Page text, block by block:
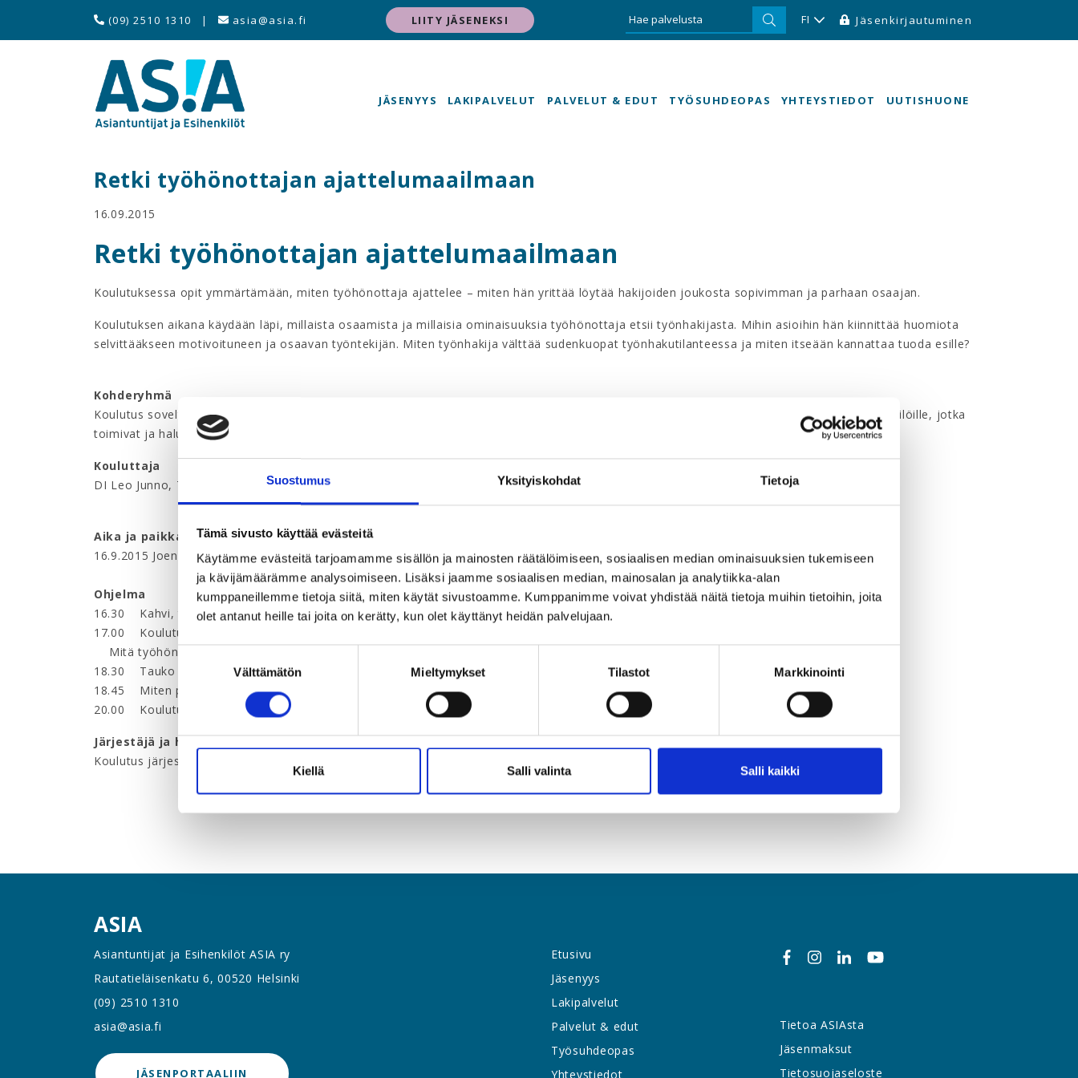
Suostumus Yksityiskohdat Tietoja
Tämä sivusto käyttää evästeitä
Käytämme evästeitä tarjoamamme sisällön ja mainosten räätälöimiseen, sosiaalisen median ominaisuuksien tukemiseen
ja kävijämäärämme analysoimiseen. Lisäksi jaamme sosiaalisen median, mainosalan ja analytiikka-alan
kumppaneillemme tietoja siitä, miten käytät sivustoamme. Kumppanimme voivat yhdistää näitä tietoja muihin tietoihin, joita
olet antanut heille tai joita on kerätty, kun olet käyttänyt heidän palvelujaan.
Välttämätön Mieltymykset Tilastot Markkinointi
Kiellä Salli valinta Salli kaikki
(09) 2510 1310 | asia@asia.fi LIITY JÄSENEKSI FI Jäsenkirjautuminen
JÄSENYYS LAKIPALVELUT PALVELUT & EDUT TYÖSUHDEOPAS YHTEYSTIEDOT UUTISHUONE
Retki työhönottajan ajattelumaailmaan
16.09.2015
Retki työhönottajan ajattelumaailmaan
Koulutuksessa opit ymmärtämään, miten työhönottaja ajattelee – miten hän yrittää löytää hakijoiden joukosta sopivimman ja parhaan osaajan.
Koulutuksen aikana käydään läpi, millaista osaamista ja millaisia ominaisuuksia työhönottaja etsii työnhakijasta. Mihin asioihin hän kiinnittää huomiota
selvittääkseen motivoituneen ja osaavan työntekijän. Miten työnhakija välttää sudenkuopat työnhakutilanteessa ja miten itseään kannattaa tuoda esille?
Kohderyhmä
Koulutus soveltuu kaikille aiheesta kiinnostuneille, mutta erityisesti työttömille työnhakijoille ja uusia työmahdollisuuksia etsiville. Myös henkilöille, jotka
toimivat ja haluavat kehittyä työhönottajana.
Kouluttaja
DI Leo Junno, TJS Opintokeskus
Aika ja paikka
16.9.2015 Joensuu, Sokos Hotel Kimmel
Ohjelma
16.30 Kahvi, tervetuloa
17.00 Koulutus alkaa. Orientaatio.
Mitä työhönottaja etsii ja miten?
18.30 Tauko
18.45 Miten parannan mahdollisuuksiani työnhakijana?
20.00 Koulutus päättyy
Järjestäjä ja hinta
Koulutus järjestetään useamman akavalaisen liiton yhteistyönä. YTY maksaa jäsentensä osallistumismaksun.
ASIA
Asiantuntijat ja Esihenkilöt ASIA ry
Rautatieläisenkatu 6, 00520 Helsinki
(09) 2510 1310
asia@asia.fi
JÄSENPORTAALIIN
Etusivu
Jäsenyys
Lakipalvelut
Palvelut & edut
Työsuhdeopas
Yhteystiedot
Tietoa ASIAsta
Jäsenmaksut
Tietosuojaseloste